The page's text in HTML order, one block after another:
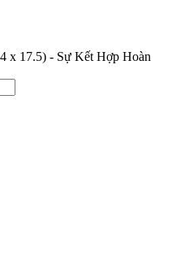
x 17.5) - Sự Kết Hợp Hoàn